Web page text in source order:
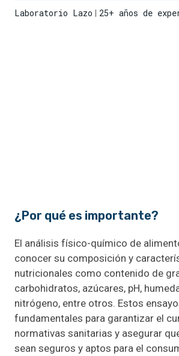
Laboratorio Lazo 25+ años de
¿Por qué es importante?
El análisis físico-químico de
conocer su composición y
nutricionales como contenido de
carbohidratos, azúcares, pH,
nitrógeno, entre otros. Estos
fundamentales para garantizar el
normativas sanitarias y asegurar
sean seguros y aptos para el